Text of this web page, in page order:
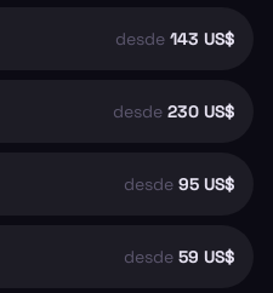
desde 143 US$
desde 230 US$
desde 95 US$
desde 59 US$